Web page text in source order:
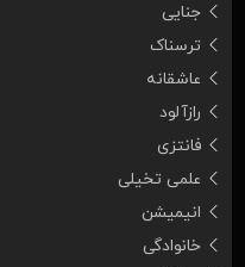
جنایی
ترسناک
عاشقانه
رازآلود
فانتزی
علمی تخیلی
انیمیشن
خانوادگی